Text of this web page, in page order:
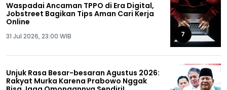
Waspadai Ancaman TPPO di Era Digital,
Jobstreet Bagikan Tips Aman Cari Kerja
Online
31 Jul 2026, 23:00 WIB 7
Unjuk Rasa Besar-besaran Agustus 2026:
Rakyat Murka Karena Prabowo Nggak